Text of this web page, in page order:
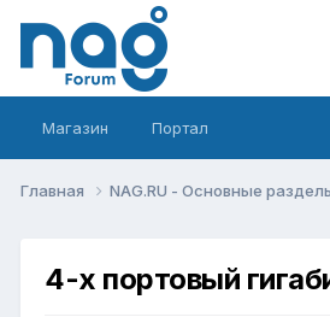
Магазин Портал
Главная NAG.RU - Основные
4-х портовый